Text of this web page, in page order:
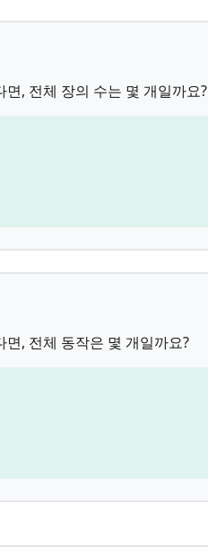
, 전체 장의 수는 몇 개일까요?
, 전체 동작은 몇 개일까요?